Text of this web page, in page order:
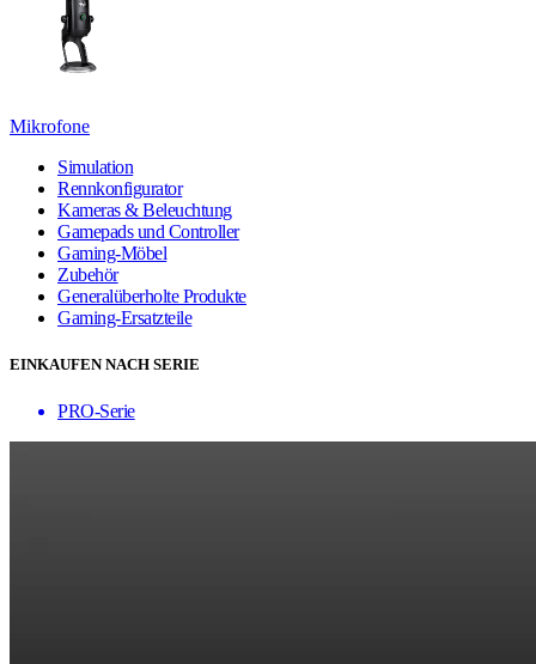
Mikrofone
Simulation
Rennkonfigurator
Kameras & Beleuchtung
Gamepads und Controller
Gaming-Möbel
Zubehör
Generalüberholte Produkte
Gaming-Ersatzteile
EINKAUFEN NACH SERIE
PRO-Serie